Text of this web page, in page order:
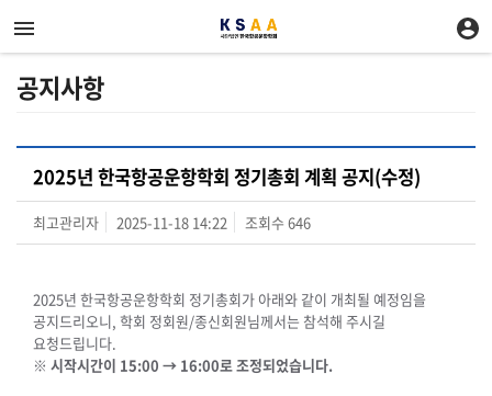
공지사항
2025년 한국항공운항학회 정기총회 계획 공지(수정)
최고관리자 2025-11-18 14:22 조회수 646
2025년 한국항공운항학회 정기총회가 아래와 같이 개최될 예정임을
공지드리오니, 학회 정회원/종신회원님께서는 참석해 주시길
요청드립니다.
※ 시작시간이 15:00 → 16:00로 조정되었습니다.